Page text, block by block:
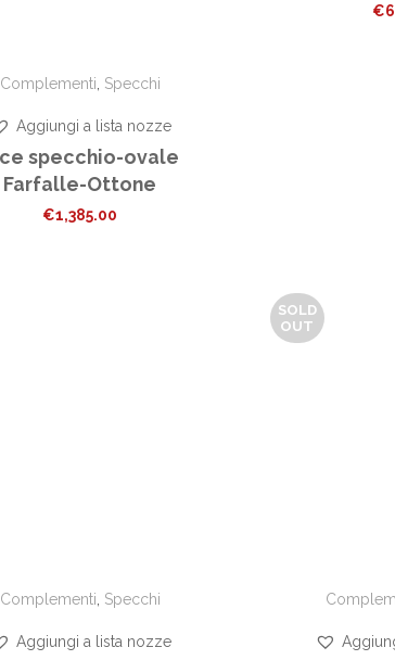
Complementi, Specchi
Aggiungi a lista nozze
specchio-ovale
Farfalle-Ottone
€1,385.00
€
Complementi, Specchi
Aggiungi a lista nozze
SOLD
OUT